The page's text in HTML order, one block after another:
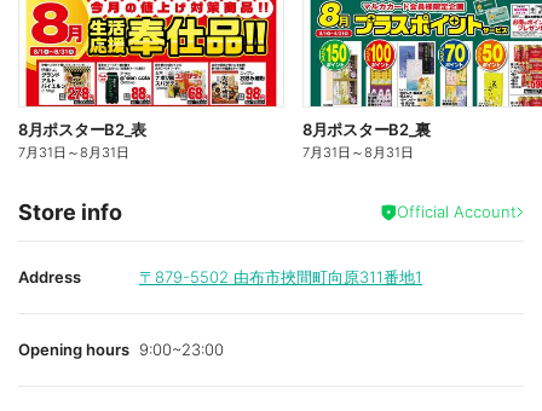
8月ポスターB2_表
7月31日 ～8月31日
8月ポスターB2_裏
7月31日 ～8月31日
Store info Official Account
Address 〒879-5502 由布市挾間町向原311番地1
Opening hours 9:00~23:00